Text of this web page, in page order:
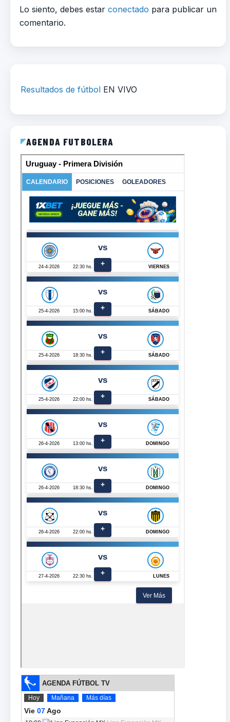
Lo siento, debes estar conectado para publicar un
comentario.
Resultados de fútbol EN VIVO
AGENDA FUTBOLERA